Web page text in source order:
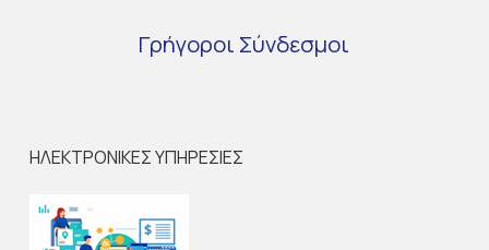
Γρήγοροι Σύνδεσμοι
ΗΛΕΚΤΡΟΝΙΚΕΣ ΥΠΗΡΕΣΙΕΣ